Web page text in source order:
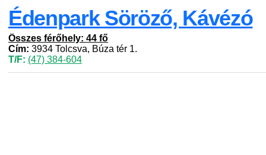
Édenpark Söröző, Kávézó
Összes férőhely: 44 fő
Cím: 3934 Tolcsva, Búza tér 1.
T/F: (47) 384-604